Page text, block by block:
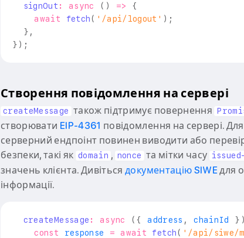
signOut : async ( ) =>
{
await
fetch( '/api/logout' ) ;
} ,
} ) ;
Створення повідомлення на сервері
createMessage також підтримує повернення
створювати EIP-4361 повідомлення на сервері.
серверний ендпоінт повинен виводити або
безпеки, такі як domain , nonce та мітки часу
значень клієнта. Дивітьсядокументацію SIWEдля
інформації.
createMessage : async ( { address , chainId } )
const response = await fetch( '/api/siwe/